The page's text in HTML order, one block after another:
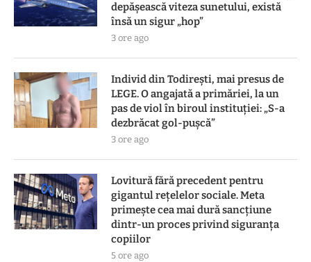
depășească viteza sunetului, există
însă un sigur „hop”
3 ore ago
Individ din Todirești, mai presus de
LEGE. O angajată a primăriei, la un
pas de viol în biroul instituției: „S-a
dezbrăcat gol-pușcă”
3 ore ago
Lovitură fără precedent pentru
gigantul rețelelor sociale. Meta
primește cea mai dură sancțiune
dintr-un proces privind siguranța
copiilor
5 ore ago